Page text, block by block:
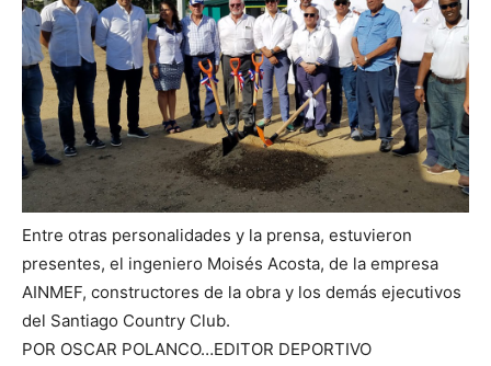
Entre otras personalidades y la prensa, estuvieron
presentes, el ingeniero Moisés Acosta, de la empresa
AINMEF, constructores de la obra y los demás ejecutivos
del Santiago Country Club.
POR OSCAR POLANCO…EDITOR DEPORTIVO